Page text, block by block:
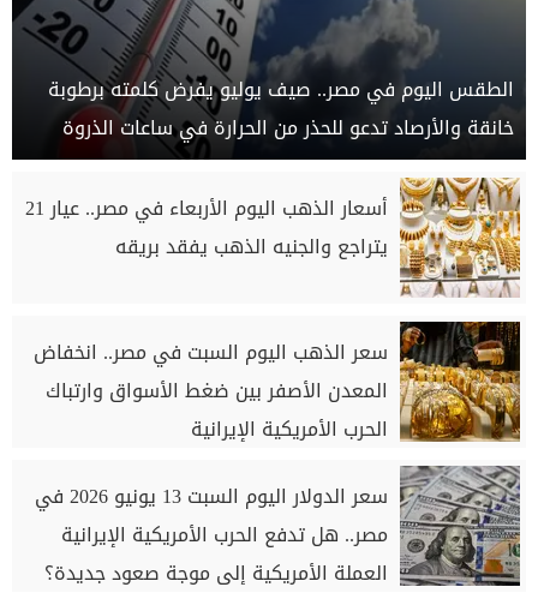
الطقس اليوم في مصر.. صيف يوليو يفرض كلمته برطوبة
خانقة والأرصاد تدعو للحذر من الحرارة في ساعات الذروة
أسعار الذهب اليوم الأربعاء في مصر.. عيار 21
يتراجع والجنيه الذهب يفقد بريقه
سعر الذهب اليوم السبت في مصر.. انخفاض
المعدن الأصفر بين ضغط الأسواق وارتباك
الحرب الأمريكية الإيرانية
سعر الدولار اليوم السبت 13 يونيو 2026 في
مصر.. هل تدفع الحرب الأمريكية الإيرانية
العملة الأمريكية إلى موجة صعود جديدة؟